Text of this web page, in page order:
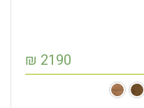
2190
₪